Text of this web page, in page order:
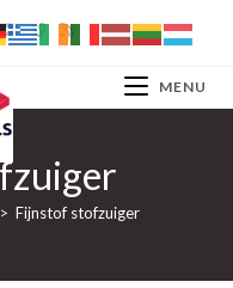
MENU
> Fijnstof stofzuiger